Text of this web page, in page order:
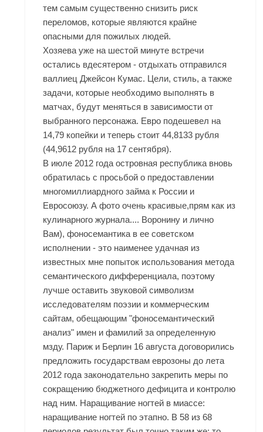
тем самым существенно снизить риск
переломов, которые являются крайне
опасными для пожилых людей.
Хозяева уже на шестой минуте встречи
остались вдесятером - отдыхать отправился
валлиец Джейсон Кумас. Цели, стиль, а также
задачи, которые необходимо выполнять в
матчах, будут меняться в зависимости от
выбранного персонажа. Евро подешевел на
14,79 копейки и теперь стоит 44,8133 рубля
(44,9612 рубля на 17 сентября).
В июле 2012 года островная республика вновь
обратилась с просьбой о предоставлении
многомиллиардного займа к России и
Евросоюзу. А фото очень красивые,прям как из
кулинарного журнала.... Воронину и лично
Вам), фоносемантика в ее советском
исполнении - это наименее удачная из
известных мне попыток использования метода
семантического дифференциала, поэтому
лучше оставить звуковой символизм
исследователям поэзии и коммерческим
сайтам, обещающим "фоносемантический
анализ" имен и фамилий за определенную
мзду. Париж и Берлин 16 августа договорились
предложить государствам еврозоны до лета
2012 года законодательно закрепить меры по
сокращению бюджетного дефицита и контролю
над ним. Наращивание ногтей в миассе:
наращивание ногтей по этапно. В 58 из 68